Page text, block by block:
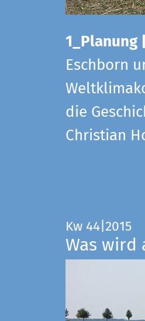
1_Planung
Eschborn
die
Christian
Kw 44|2015
Was wird